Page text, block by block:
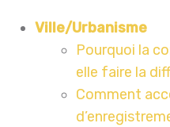
Ville/Urbanisme
Pourquoi la
elle faire la
Comment